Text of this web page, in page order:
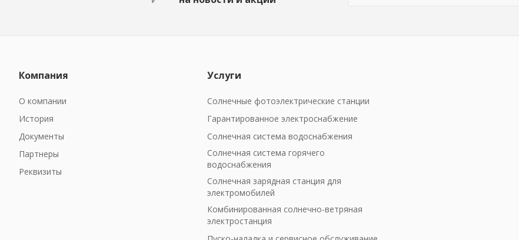
Компания
О компании
История
Документы
Партнеры
Реквизиты
Услуги
Солнечные фотоэлектрические станции
Гарантированное электроснабжение
Солнечная система водоснабжения
Солнечная система горячего
водоснабжения
Солнечная зарядная станция для
электромобилей
Комбинированная солнечно-ветряная
электростанция